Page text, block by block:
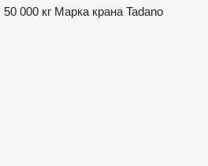
50 000 кг Марка крана Tadano